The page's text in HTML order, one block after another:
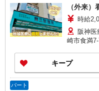
（外来）
時給
阪神医
崎市食満7-
キープ
パート